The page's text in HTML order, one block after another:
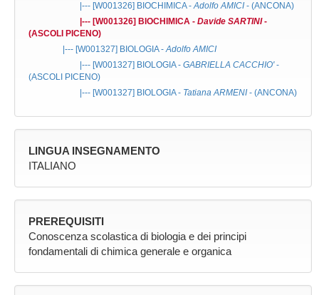
|--- [W001326] BIOCHIMICA-Adolfo AMICI - (ANCONA)
|--- [W001326] BIOCHIMICA - Davide SARTINI-
(ASCOLI PICENO)
|--- [W001327] BIOLOGIA-Adolfo AMICI
|--- [W001327] BIOLOGIA- GABRIELLA CACCHIO'-
(ASCOLI PICENO)
|--- [W001327] BIOLOGIA- Tatiana ARMENI - (ANCONA)
LINGUA INSEGNAMENTO
ITALIANO
PREREQUISITI
Conoscenza scolastica di biologia e dei principi
fondamentali di chimica generale e organica